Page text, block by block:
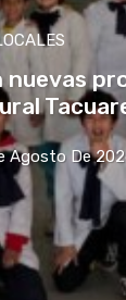
Agosto De